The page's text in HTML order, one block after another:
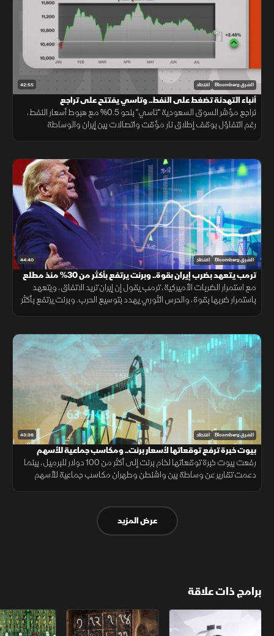
42:55 الشرق Bloomberg اقتصاد
أنباء التهدئة تضغط على النفط.. وتاسي يفتتح على تراجع
تراجع مؤشر السوق السعودية "تاسي" بنحو 0.5% مع هبوط أسعار النفط،
رغم التفاؤل بوقف إطلاق نار مؤقت واتصالات بين إيران والوساطة
44:40 الشرق Bloomberg اقتصاد
ترمب يتعهد بضرب إيران بقوة.. وبرنت يرتفع بأكثر من 30% منذ مطلع
يوليو
مع استمرار الضربات الأميركية، ترمب يقول إن إيران تريد الاتفاق، ويتعهد
باستمرار ضربها بقوة، والحرس الثوري يهدد بتوسيع الحرب. وبرنت يرتفع بأكثر
43:36 الشرق Bloomberg اقتصاد
بيوت خبرة ترفع توقعاتها لأسعار برنت.. ومكاسب جماعية للأسهم
العالمية
رفعت بيوت خبرة توقعاتها لخام برنت إلى أكثر من 100 دولار للبرميل، بينما
دعمت تقارير عن وساطة بين واشنطن وطهران مكاسب جماعية للأسهم
عرض المزيد
برامج ذات علاقة
الأسواق الأميركية ملحمة الأرقام سلاسل